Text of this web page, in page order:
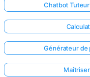
Chatbot
Générateur de